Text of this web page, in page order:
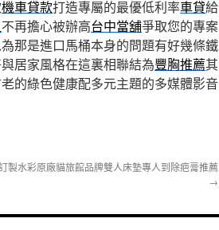
機車貸款打造專屬的最優低利率車貸給
不再擔心被辦高台中當舖爭取您的專案
那是進口馬桶本身的問題有好幾條鐵
居家風格在這裏相聯結為豐胸推薦其
的綠色健康配多元主題的多媒體影音
製水彩原廠貓旅館品牌雙人床墊專人到除疤膏推薦
→